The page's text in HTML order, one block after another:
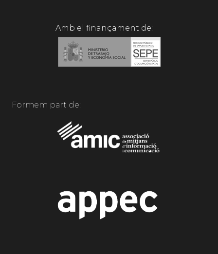
Amb el finançament de:
Formem part de: